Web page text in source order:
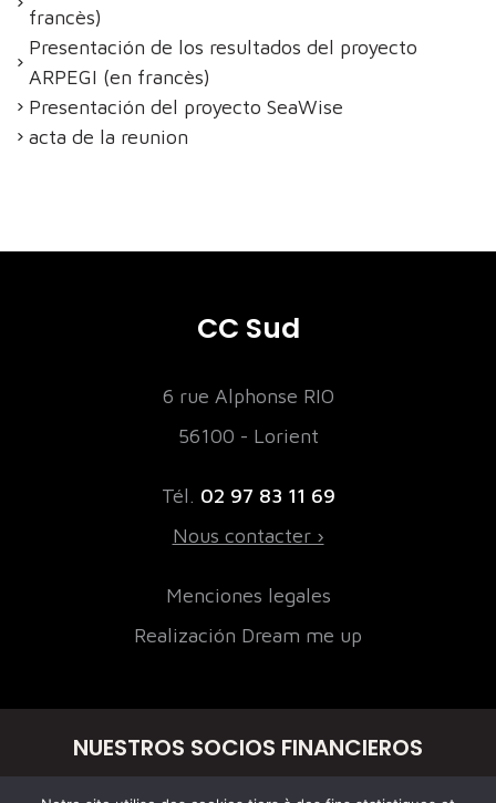
francès)
Presentación de los resultados del proyecto
ARPEGI (en francès)
Presentación del proyecto SeaWise
acta de la reunion
CC Sud
6 rue Alphonse RIO
56100 - Lorient
Tél. 02 97 83 11 69
Nous contacter ›
Menciones legales
Realización Dream me up
NUESTROS SOCIOS FINANCIEROS